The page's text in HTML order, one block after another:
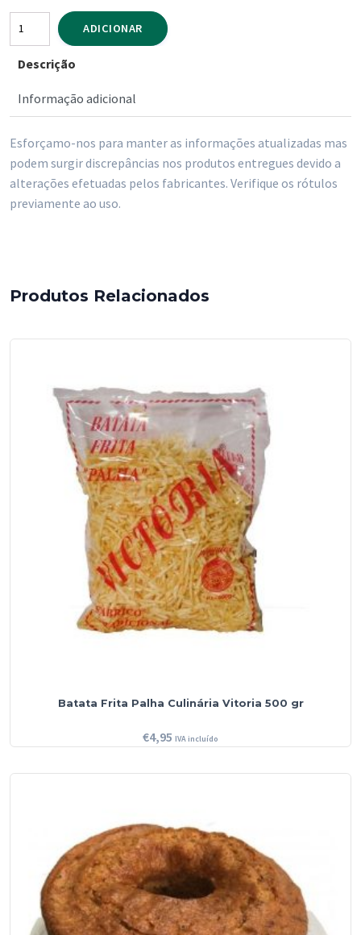
Quantidade
de
Coqui
ADICIONAR
Descrição
Informação adicional
Esforçamo-nos para manter as informações atualizadas mas
podem surgir discrepâncias nos produtos entregues devido a
alterações efetuadas pelos fabricantes. Verifique os rótulos
previamente ao uso.
Produtos Relacionados
Batata Frita Palha Culinária Vitoria 500 gr
€4,95 IVA incluído